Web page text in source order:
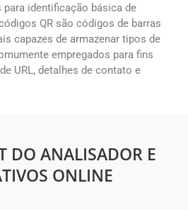
identificação básica de
QR são códigos de barras
capazes de armazenar tipos de
empregados para fins
URL, detalhes de contato e
DO ANALISADOR E
ONLINE